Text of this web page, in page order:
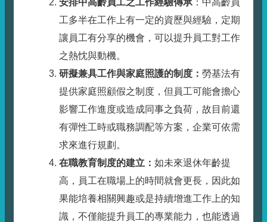
安排中高齡員工之工作經驗傳承 ：中高齡員
工多半在工作上有一定的資歷與經驗，定期
讓員工有分享的機會，可以提升員工對工作
之熱忱與動機。
研擬兼具工作與家庭照護的制度： 勞基法有
提供家庭照顧假之制度，但員工可能會擔心
影響工作進度或造成同事之負荷，故目前還
有彈性工時或職務調配等方案，企業可依需
求來進行規劃。
在職教育制度的建立： 如未來退休年齡提
高，員工在職場上的時間就會更長，因此如
果能培養相關興趣或是持續增進工作上的知
識，不僅能提升員工的專業能力，也能透過